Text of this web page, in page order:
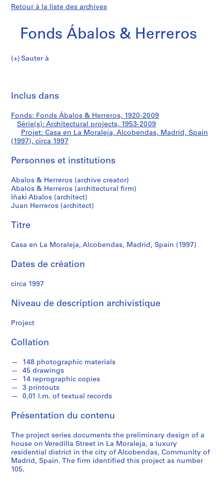
Retour à la liste des archives
Fonds Ábalos & Herreros
Sauter à
d
s
Á
a
o
&
H
e
r
r
s
é
i
(
s
)
A
r
c
h
t
e
c
t
en
La
Moraleja,
Alcobendas,
Madrid,
Spain
(1997)
Inclus dans
Fonds: Fonds Ábalos & Herreros, 1920-2009
Série(s): Architectural projects, 1953-2009
Projet: Casa en La Moraleja, Alcobendas, Madrid, Spain
(1997), circa 1997
Personnes et institutions
Abalos & Herreros (archive creator)
Abalos & Herreros (architectural firm)
Iñaki Abalos (architect)
Juan Herreros (architect)
Titre
Casa en La Moraleja, Alcobendas, Madrid, Spain (1997)
Dates de création
circa 1997
Niveau de description archivistique
Project
Collation
148 photographic materials
45 drawings
14 reprographic copies
3 printouts
0,01 l.m. of textual records
Présentation du contenu
The project series documents the preliminary design of a
house on Veredilla Street in La Moraleja, a luxury
residential district in the city of Alcobendas, Community of
Madrid, Spain. The firm identified this project as number
105.